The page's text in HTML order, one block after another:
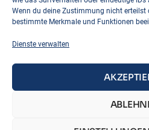
Wenn du deine Zustimmung nicht erteilst
bestimmte Merkmale und Funktionen
Dienste verwalten